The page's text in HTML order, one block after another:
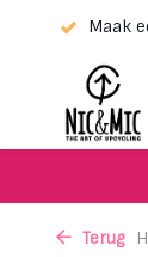
Maak
Terug